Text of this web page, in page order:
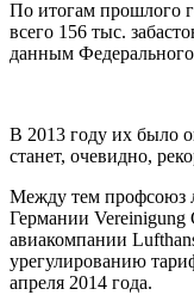
По итогам прошлого
всего 156 тыс.
данным Федерального
В 2013 году их было
станет, очевидно,
Между тем профсоюз
Германии
авиакомпании
урегулированию
апреля 2014 года.